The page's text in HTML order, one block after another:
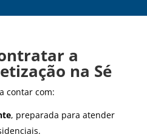
a
na Sé
contar com:
, preparada para atender